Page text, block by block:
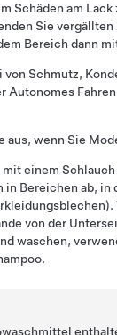
Schäden am Lack
Sie
Bereich dann
Schmutz,
Autonomes Fahren
aus, wenn Sie
einem
in Bereichen ab,
von der
waschen,
.